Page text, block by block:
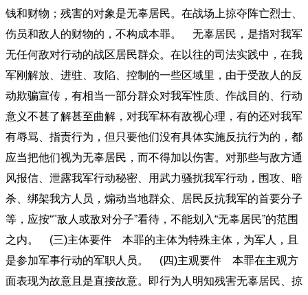
钱和财物；残害的对象是无辜居民。在战场上掠夺阵亡烈士、
伤员和敌人的财物的，不构成本罪。 无辜居民，是指对我军
无任何敌对行动的战区居民群众。在以往的司法实践中，在我
军刚解放、进驻、攻陷、控制的一些区域里，由于受敌人的反
动欺骗宣传，有相当一部分群众对我军性质、作战目的、行动
意义不甚了解甚至曲解，对我军杯有敌视心理，有的还对我军
有辱骂、指责行为，但只要他们没有具体实施反抗行为的，都
应当把他们视为无辜居民，而不得加以伤害。对那些与敌方通
风报信、泄露我军行动秘密、用武力骚扰我军行动，围攻、暗
杀、绑架我方人员，煽动当地群众、居民反抗我军的首要分子
等，应按“"敌人或敌对分子”看待，不能划入“无辜居民”的范围
之内。 (三)主体要件 本罪的主体为特殊主体，为军人，且
是参加军事行动的军职人员。 (四)主观要件 本罪在主观方
面表现为故意且是直接故意。即行为人明知残害无辜居民、掠